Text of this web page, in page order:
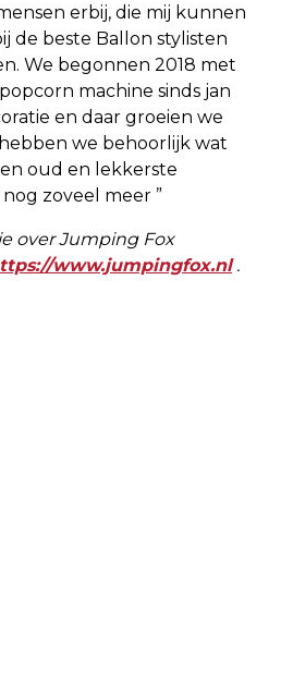
erbij, die mij kunnen
de beste Ballon stylisten
We begonnen 2018 met
machine sinds jan
en daar groeien we
we behoorlijk wat
oud en lekkerste
zoveel meer ”
over Jumping Fox
www.jumpingfox.nl.